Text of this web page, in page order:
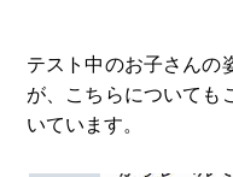
テスト中のお子さんの
が、こちらについても
いています。